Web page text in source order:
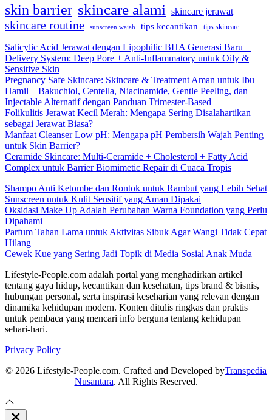
skin barrier skincare alami skincare jerawat
skincare routine sunscreen wajah tips kecantikan tips skincare
Salicylic Acid Jerawat dengan Lipophilic BHA Generasi Baru +
Delivery System: Deep Pore + Anti-Inflammatory untuk Oily &
Sensitive Skin
Pregnancy Safe Skincare: Skincare & Treatment Aman untuk Ibu
Hamil – Bakuchiol, Centella, Niacinamide, Gentle Peeling, dan
Injectable Alternatif dengan Panduan Trimester-Based
Folikulitis Jerawat Kecil Merah: Mengapa Sering Disalahartikan
sebagai Jerawat Biasa?
Manfaat Cleanser Low pH: Mengapa pH Pembersih Wajah Penting
untuk Skin Barrier?
Ceramide Skincare: Multi-Ceramide + Cholesterol + Fatty Acid
Complex untuk Barrier Biomimetic Repair di Cuaca Tropis
Shampo Anti Ketombe dan Rontok untuk Rambut yang Lebih Sehat
Sunscreen untuk Kulit Sensitif yang Aman Dipakai
Oksidasi Make Up Adalah Perubahan Warna Foundation yang Perlu
Dipahami
Parfum Tahan Lama untuk Aktivitas Sibuk Agar Wangi Tidak Cepat
Hilang
Cewek Kue yang Sering Jadi Topik di Media Sosial Anak Muda
Lifestyle-People.com adalah portal yang menghadirkan artikel
tentang gaya hidup, kecantikan dan kesehatan, tips brand & bisnis,
hubungan personal, serta inspirasi keseharian yang relevan dengan
dinamika kehidupan modern. Konten ditulis ringkas dan praktis
untuk pembaca yang mencari info berguna tentang kehidupan
sehari-hari.
Privacy Policy
© 2026 Lifestyle-People.com. Crafted and Developed byTranspedia
Nusantara. All Rights Reserved.
Close